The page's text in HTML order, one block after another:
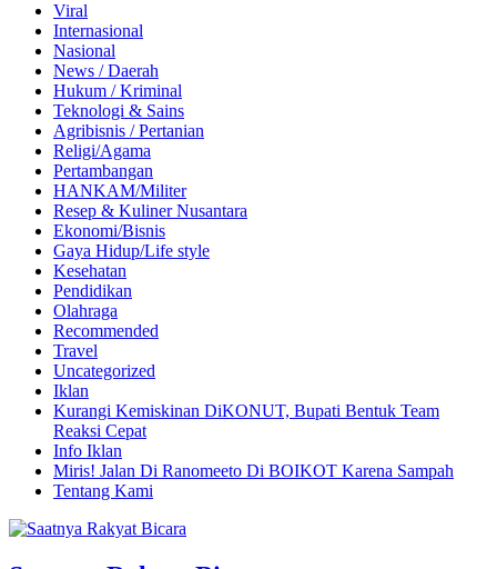
Viral
Internasional
Nasional
News / Daerah
Hukum / Kriminal
Teknologi & Sains
Agribisnis / Pertanian
Religi/Agama
Pertambangan
HANKAM/Militer
Resep & Kuliner Nusantara
Ekonomi/Bisnis
Gaya Hidup/Life style
Kesehatan
Pendidikan
Olahraga
Recommended
Travel
Uncategorized
Iklan
Kurangi Kemiskinan DiKONUT, Bupati Bentuk Team
Reaksi Cepat
Info Iklan
Miris! Jalan Di Ranomeeto Di BOIKOT Karena Sampah
Tentang Kami